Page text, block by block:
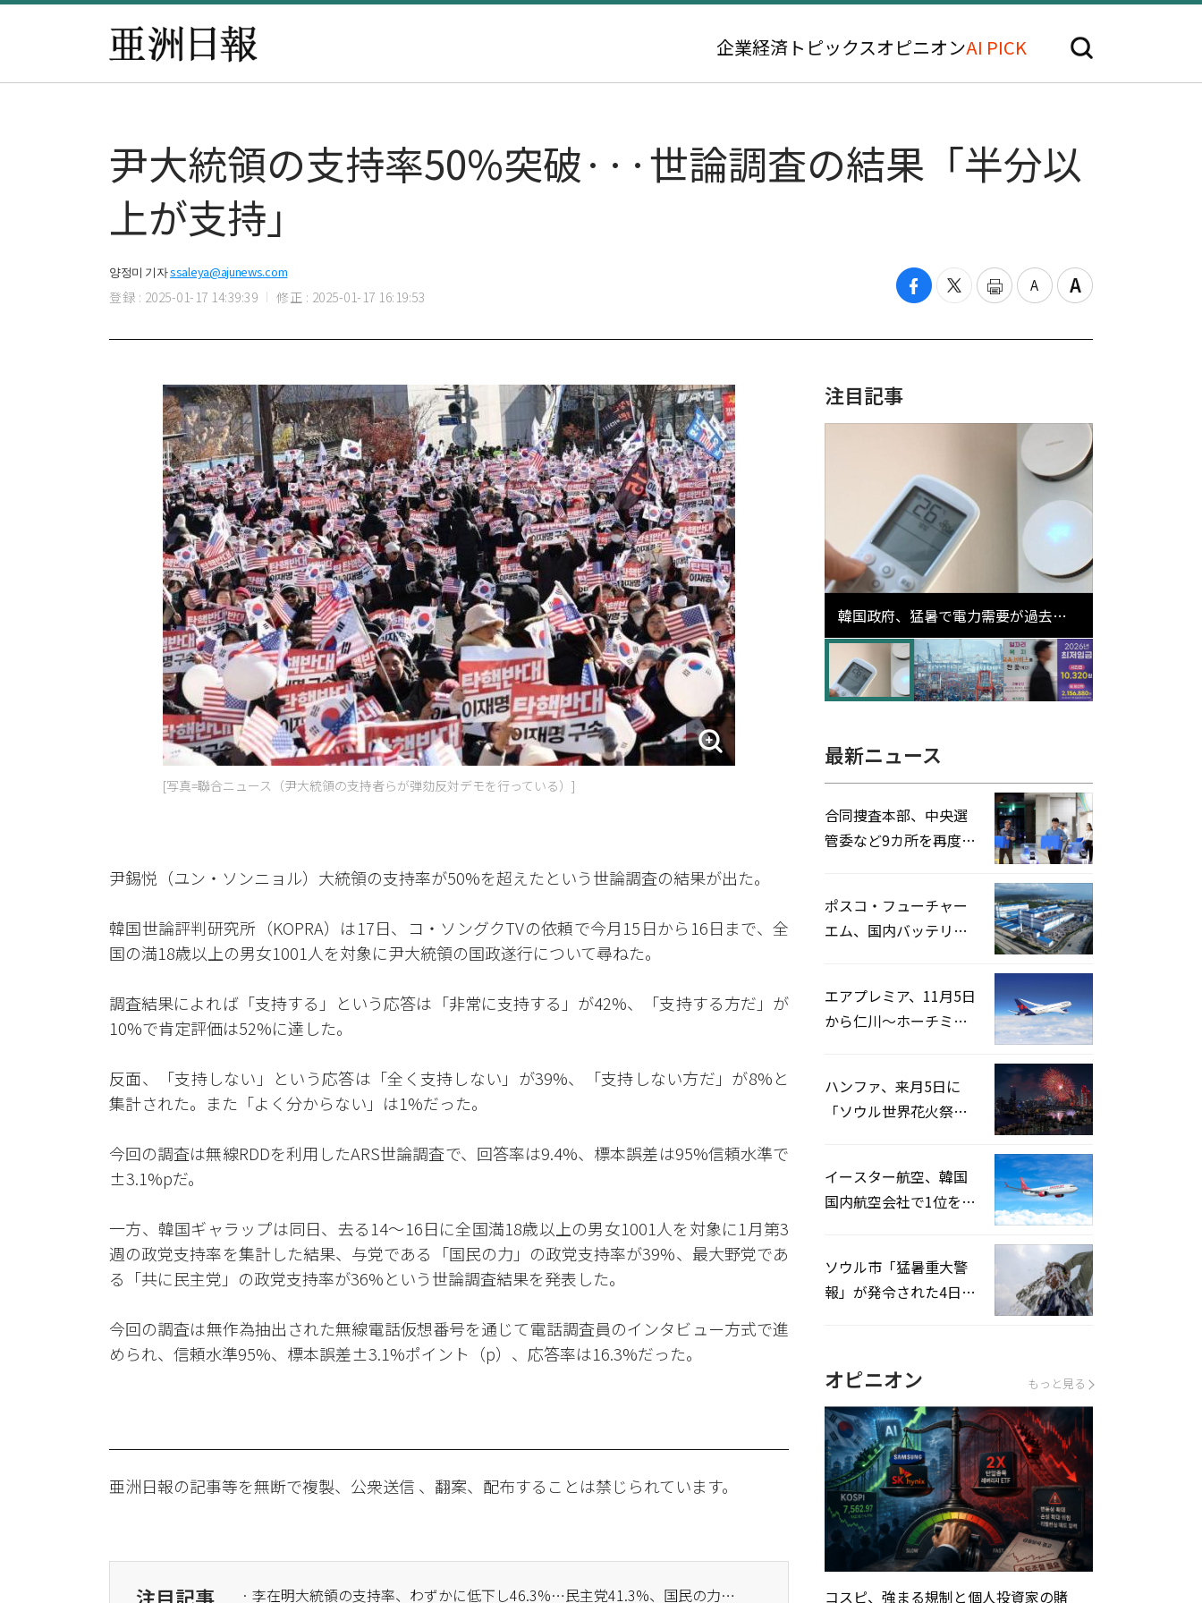
企業経済 トピックスオピニオンAI PICK
尹大統領の支持率50%突破···世論調査の結果「半分以
上が支持」
양정미 기자ssaleya@ajunews.com
登録 : 2025-01-17 14:39:39 修正 : 2025-01-17 16:19:53
[写真=聯合ニュース（尹大統領の支持者らが弾劾反対デモを行っている）]
尹錫悦（ユン・ソンニョル）大統領の支持率が50%を超えたという世論調査の結果が出た。
韓国世論評判研究所（KOPRA）は17日、コ・ソングクTVの依頼で今月15日から16日まで、全
国の満18歳以上の男女1001人を対象に尹大統領の国政遂行について尋ねた。
調査結果によれば「支持する」という応答は「非常に支持する」が42%、「支持する方だ」が
10%で肯定評価は52%に達した。
反面、「支持しない」という応答は「全く支持しない」が39%、「支持しない方だ」が8%と
集計された。また「よく分からない」は1%だった。
今回の調査は無線RDDを利用したARS世論調査で、回答率は9.4%、標本誤差は95%信頼水準で
±3.1%pだ。
一方、韓国ギャラップは同日、去る14～16日に全国満18歳以上の男女1001人を対象に1月第3
週の政党支持率を集計した結果、与党である「国民の力」の政党支持率が39%、最大野党であ
る「共に民主党」の政党支持率が36%という世論調査結果を発表した。
今回の調査は無作為抽出された無線電話仮想番号を通じて電話調査員のインタビュー方式で進
められ、信頼水準95%、標本誤差±3.1%ポイント（p）、応答率は16.3%だった。
亜洲日報の記事等を無断で複製、公衆送信 、翻案、配布することは禁じられています。
注目記事 · 李在明大統領の支持率、わずかに低下し46.3%…民主党41.3%、国民の力40.6%
注目記事
韓国政府、猛暑で電力需要が過去最
高更新の可能性に需給対応体制を点
検
最新ニュース
合同捜査本部、中央選
管委など9カ所を再度家
ポスコ・フューチャー
エム、国内バッテリー
エアプレミア、11月5日
から仁川〜ホーチミン
ハンファ、来月5日に
「ソウル世界花火祭り
イースター航空、韓国
国内航空会社で1位を記
ソウル市「猛暑重大警
報」が発令された4日、
オピニオン もっと見る
コスピ、強まる規制と個人投資家の賭